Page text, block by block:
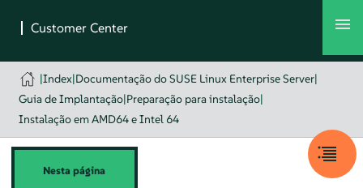
|Index|Documentação do SUSE Linux Enterprise Server|
Guia de Implantação|Preparação para instalação|
Instalação em AMD64 e Intel 64
Nesta página